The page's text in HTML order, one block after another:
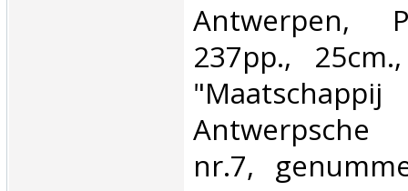
‎Antwerpen,
237pp.,
nr.7,